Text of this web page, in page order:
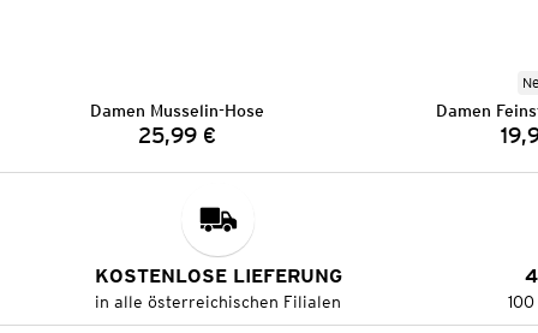
Damen Musselin-Hose
Preis:
25,99 €
Damen
KOSTENLOSE LIEFERUNG
in alle österreichischen Filialen